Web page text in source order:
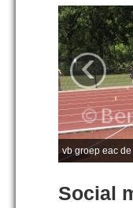
vb groep eac
‹
Social